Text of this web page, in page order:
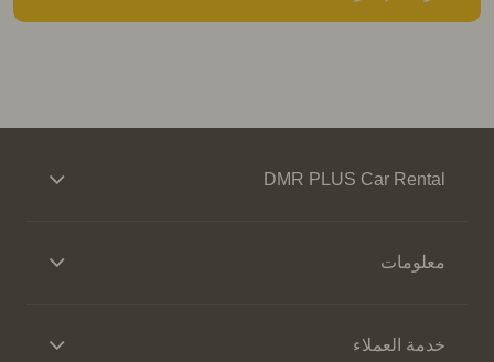
DMR PLUS Car Rental
معلومات
خدمة العملاء